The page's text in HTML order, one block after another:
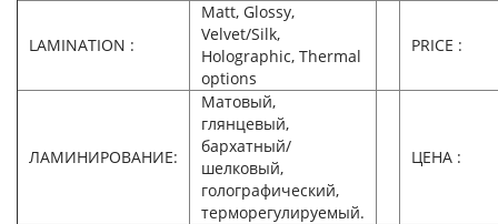
LAMINATION :
Matt, Glossy,
Velvet/Silk,
Holographic, Thermal
options
PRICE :
ЛАМИНИРОВАНИЕ:
Матовый,
глянцевый,
бархатный/
шелковый,
голографический,
терморегулируемый.
ЦЕНА :